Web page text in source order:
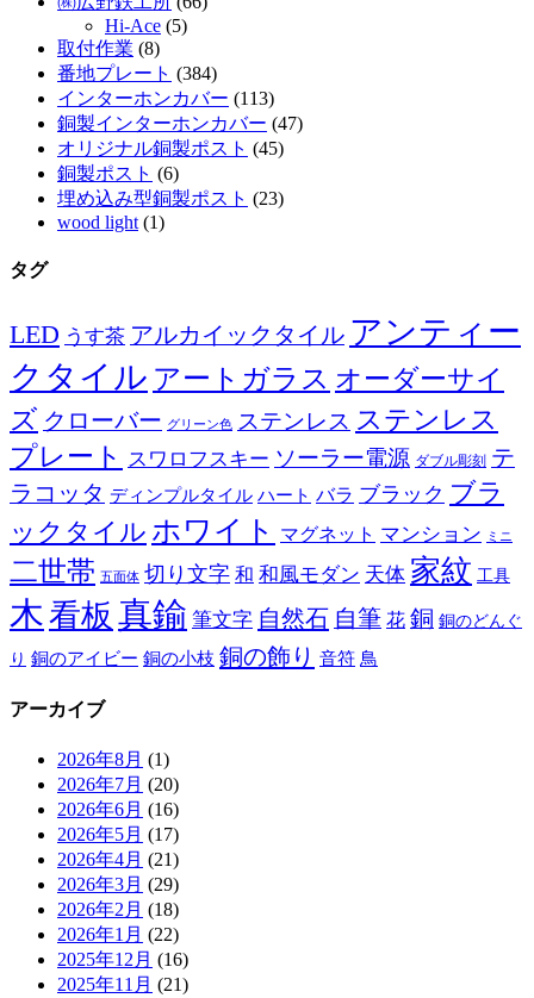
Hi-Ace (5)
取付作業 (8)
番地プレート (384)
インターホンカバー (113)
銅製インターホンカバー (47)
オリジナル銅製ポスト (45)
銅製ポスト (6)
埋め込み型銅製ポスト (23)
wood light (1)
タグ
LED うす茶 アルカイックタイル アンティー
クタイル アートガラス オーダーサイ
ズ クローバー グリーン色 ステンレス ステンレス
プレート
スワロフスキー ソーラー電源 ダブル彫刻 テ
ラコッタ ディンプルタイル ハート バラ ブラック ブラ
ックタイル ホワイト マグネット マンション ミニ
二世帯 五面体 切り文字 和 和風モダン 天体 家紋 工具
木看板 真鍮 筆文字 自然石 自筆 花 銅 銅のどんぐ
り 銅のアイビー 銅の小枝 銅の飾り 音符 鳥
アーカイブ
2026年8月 (1)
2026年7月 (20)
2026年6月 (16)
2026年5月 (17)
2026年4月 (21)
2026年3月 (29)
2026年2月 (18)
2026年1月 (22)
2025年12月 (16)
2025年11月 (21)